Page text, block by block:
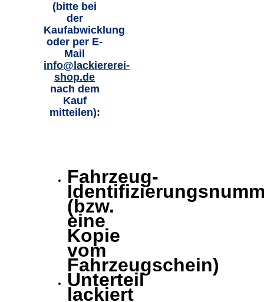
(bitte bei
der
Kaufabwicklung
oder per E-
Mail
info@lackiererei-
shop.de
nach dem
Kauf
mitteilen):
Fahrzeug-
(bzw.
eine
Kopie
vom
Fahrzeugschein)
Unterteil
lackiert